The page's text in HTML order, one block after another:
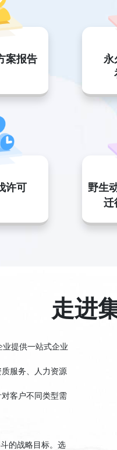
案报告
永
许可
野生
迁
走进
提供一站式企业
服务、人力资源
客户不同类型需
的战略目标。选